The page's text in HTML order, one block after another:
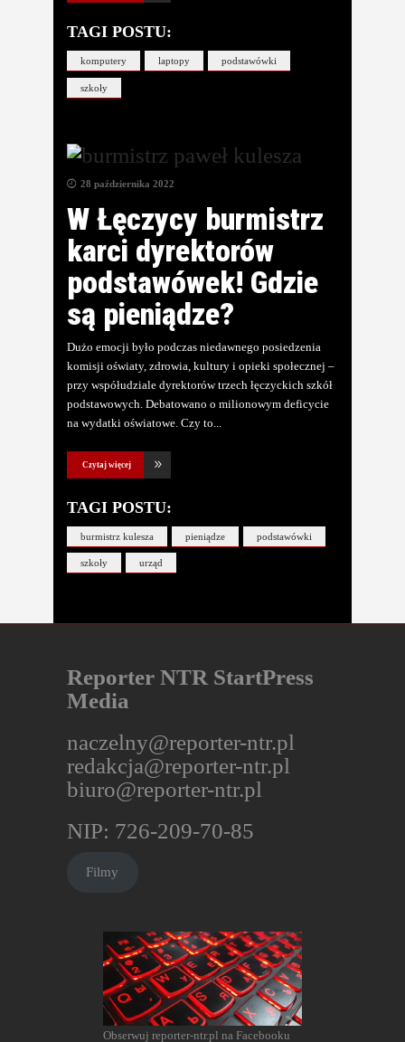
TAGI POSTU:
komputery laptopy podstawówki
szkoły
28 października 2022
W Łęczycy burmistrz
karci dyrektorów
podstawówek! Gdzie
są pieniądze?
Dużo emocji było podczas niedawnego posiedzenia
komisji oświaty, zdrowia, kultury i opieki społecznej –
przy współudziale dyrektorów trzech łęczyckich szkół
podstawowych. Debatowano o milionowym deficycie
na wydatki oświatowe. Czy to
Czytaj więcej
TAGI POSTU:
burmistrz kulesza pieniądze podstawówki
szkoły urząd
Reporter NTR StartPress
Media
naczelny@reporter-ntr.pl
redakcja@reporter-ntr.pl
biuro@reporter-ntr.pl
NIP: 726-209-70-85
Filmy
Obserwuj reporter-ntr.pl na Facebooku